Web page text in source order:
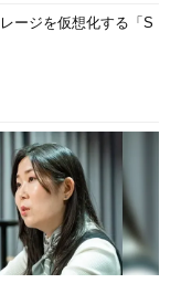
ージを仮想化する「S